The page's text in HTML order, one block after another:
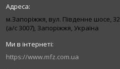
м.Запоріжжя, вул. Південне шосе, 32
(а/с 3007), Запоріжжя, Україна
https://www.mfz.com.ua